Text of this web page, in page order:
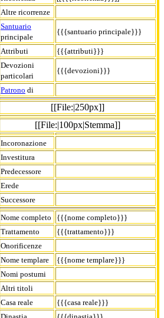
Altre ricorrenze
Santuario
principale
{{{santuario principale}}}
Attributi
{{{attributi}}}
Devozioni
particolari
{{{devozioni}}}
Patrono di
[[File:|250px]]
[[File:|100px|Stemma]]
Incoronazione
Investitura
Predecessore
Erede
Successore
Nome completo
{{{nome completo}}}
Trattamento
{{{trattamento}}}
Onorificenze
Nome templare
{{{nome templare}}}
Nomi postumi
Altri titoli
Casa reale
{{{casa reale}}}